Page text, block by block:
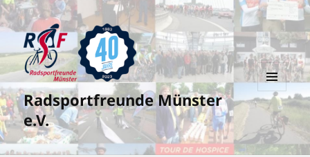
Radsportfreunde Münster
e.V.
MENÜ
UND
WIDGETS